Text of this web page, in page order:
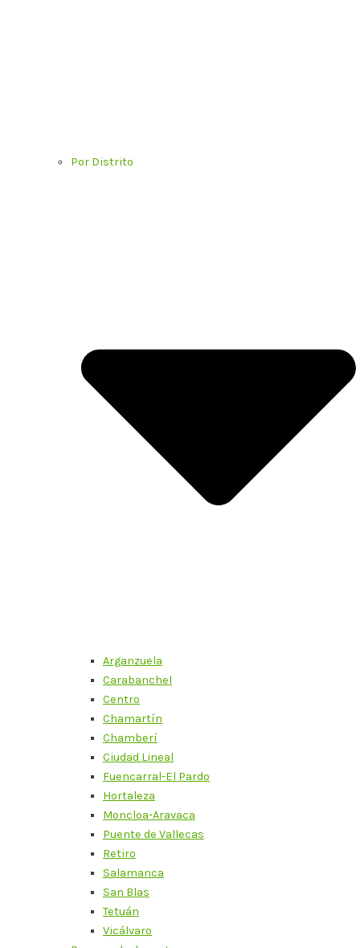
Por Distrito
Arganzuela
Carabanchel
Centro
Chamartín
Chamberí
Ciudad Lineal
Fuencarral-El Pardo
Hortaleza
Moncloa-Aravaca
Puente de Vallecas
Retiro
Salamanca
San Blas
Tetuán
Vicálvaro